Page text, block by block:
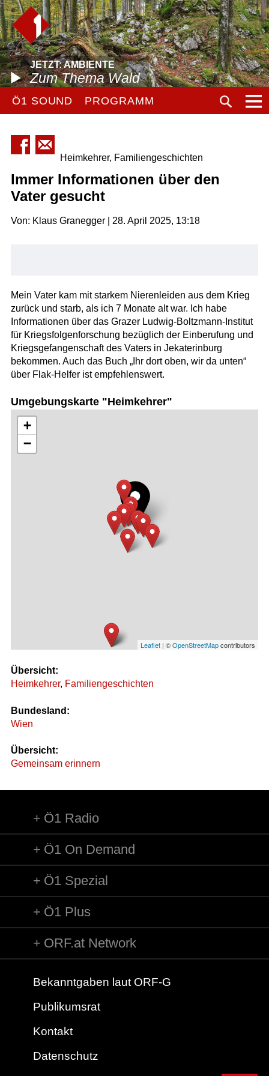
JETZT: AMBIENTE
Zum Thema Wald
Ö1 SOUND PROGRAMM
Heimkehrer, Familiengeschichten
Immer Informationen über den
Vater gesucht
Von: Klaus Granegger | 28. April 2025, 13:18
Mein Vater kam mit starkem Nierenleiden aus dem Krieg
zurück und starb, als ich 7 Monate alt war. Ich habe
Informationen über das Grazer Ludwig-Boltzmann-Institut
für Kriegsfolgenforschung bezüglich der Einberufung und
Kriegsgefangenschaft des Vaters in Jekaterinburg
bekommen. Auch das Buch „Ihr dort oben, wir da unten“
über Flak-Helfer ist empfehlenswert.
Umgebungskarte "Heimkehrer"
+
−
Leaflet | ©OpenStreetMapcontributors
Übersicht:
Heimkehrer, Familiengeschichten
Bundesland:
Wien
Übersicht:
Gemeinsam erinnern
Ö1 Radio
Ö1 On Demand
Ö1 Spezial
Ö1 Plus
ORF.at Network
Bekanntgaben laut ORF-G
Publikumsrat
Kontakt
Datenschutz